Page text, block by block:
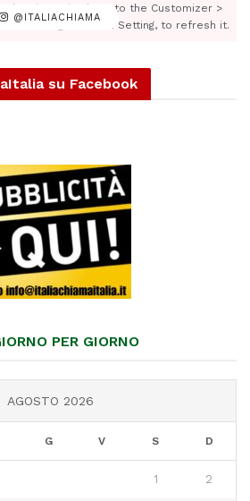
@ITALIACHIAMA
is expired, Go to the Customizer >
> Instagram Feed Setting, to refresh it.
su Facebook
PER GIORNO
AGOSTO 2026
G V S D
1 2